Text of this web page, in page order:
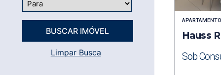
Limpar Busca
APARTAMENTO
Hauss
Sob